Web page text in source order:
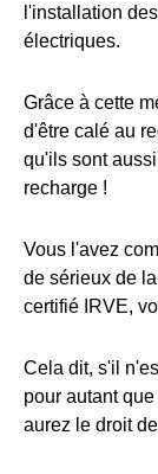
l'installation
électriques.
Grâce à cette
d'être calé au
qu'ils sont
recharge !
Vous l'avez
de sérieux de
certifié IRVE,
Cela dit, s'il
pour autant
aurez le droit